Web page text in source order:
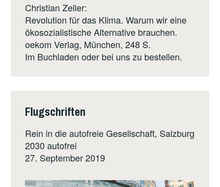
Christian Zeller:
Revolution für das Klima. Warum wir eine
ökosozialistische Alternative brauchen.
oekom Verlag, München, 248 S.
Im Buchladen oder bei uns zu bestellen.
Flugschriften
Rein in die autofreie Gesellschaft, Salzburg
2030 autofrei
27. September 2019